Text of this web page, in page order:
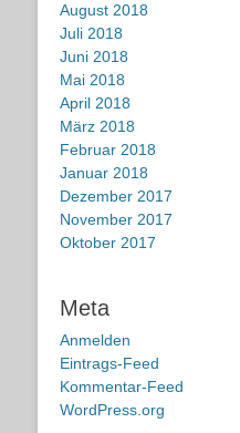
August 2018
Juli 2018
Juni 2018
Mai 2018
April 2018
März 2018
Februar 2018
Januar 2018
Dezember 2017
November 2017
Oktober 2017
Meta
Anmelden
Eintrags-Feed
Kommentar-Feed
WordPress.org